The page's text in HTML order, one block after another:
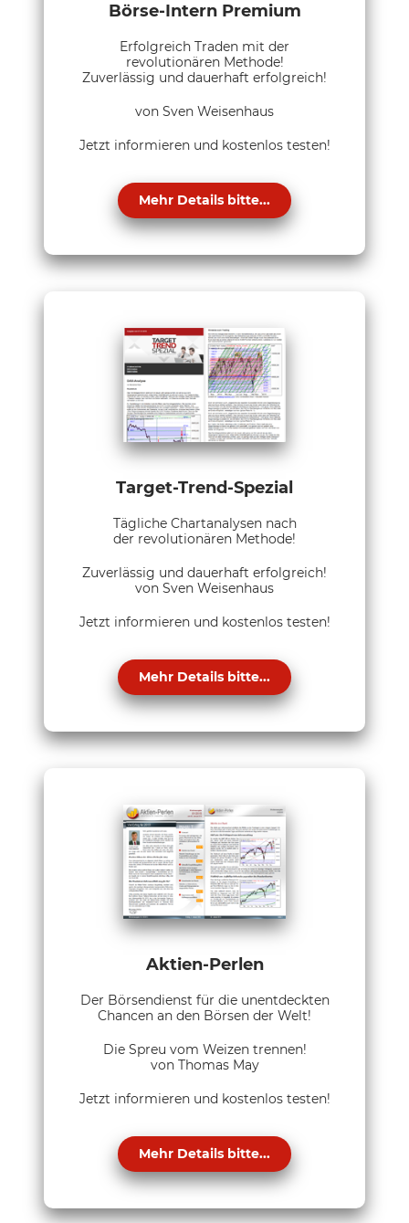
Börse-Intern Premium
Erfolgreich Traden mit der
revolutionären Methode!
Zuverlässig und dauerhaft erfolgreich!
von Sven Weisenhaus
Jetzt informieren und kostenlos testen!
Mehr Details bitte...
Target-Trend-Spezial
Tägliche Chartanalysen nach
der revolutionären Methode!
Zuverlässig und dauerhaft erfolgreich!
von Sven Weisenhaus
Jetzt informieren und kostenlos testen!
Mehr Details bitte...
Aktien-Perlen
Der Börsendienst für die unentdeckten
Chancen an den Börsen der Welt!
Die Spreu vom Weizen trennen!
von Thomas May
Jetzt informieren und kostenlos testen!
Mehr Details bitte...